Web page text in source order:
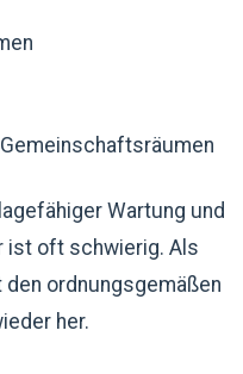
Wartung und
ist oft schwierig. Als
ordnungsgemäßen
her.